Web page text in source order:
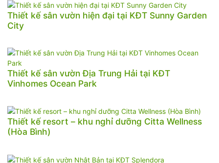
Thiết kế sân vườn hiện đại tại KĐT Sunny Garden
City
Thiết kế sân vườn Địa Trung Hải tại KĐT
Vinhomes Ocean Park
Thiết kế resort – khu nghỉ dưỡng Citta Wellness
(Hòa Bình)